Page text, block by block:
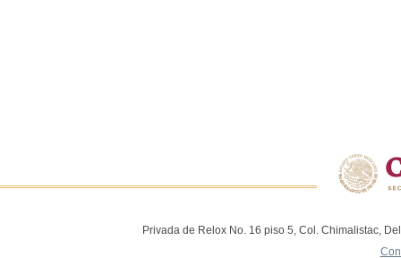
Privada de Relox No. 16 piso 5, Col. Chimalistac,